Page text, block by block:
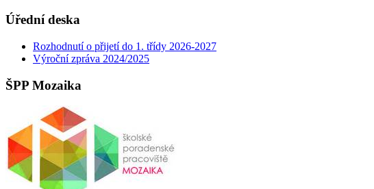
Úřední deska
Rozhodnutí o přijetí do 1. třídy 2026-2027
Výroční zpráva 2024/2025
ŠPP Mozaika